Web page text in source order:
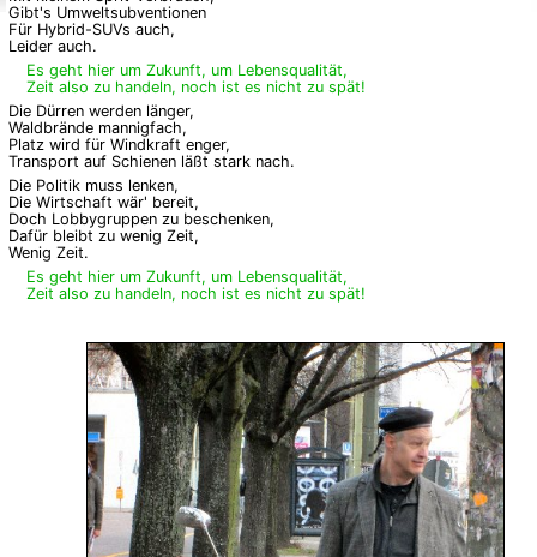
Gibt's Umweltsubventionen
Für Hybrid-SUVs auch,
Leider auch.
Es geht hier um Zukunft, um Lebensqualität,
Zeit also zu handeln, noch ist es nicht zu spät!
Die Dürren werden länger,
Waldbrände mannigfach,
Platz wird für Windkraft enger,
Transport auf Schienen läßt stark nach.
Die Politik muss lenken,
Die Wirtschaft wär' bereit,
Doch Lobbygruppen zu beschenken,
Dafür bleibt zu wenig Zeit,
Wenig Zeit.
Es geht hier um Zukunft, um Lebensqualität,
Zeit also zu handeln, noch ist es nicht zu spät!